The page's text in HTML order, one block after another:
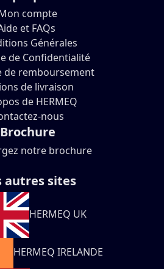
compte
et FAQs
Générales
de Confidentialité
de remboursement
de livraison
de HERMEQ
nous
Brochure
notre brochure
autres sites
HERMEQ UK
HERMEQ IRELANDE